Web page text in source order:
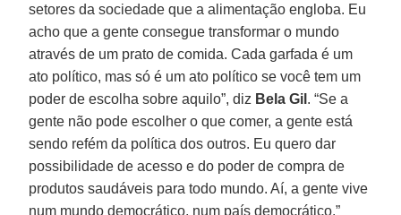
setores da sociedade que a alimentação engloba. Eu
acho que a gente consegue transformar o mundo
através de um prato de comida. Cada garfada é um
ato político, mas só é um ato político se você tem um
poder de escolha sobre aquilo”, diz Bela Gil . “Se a
gente não pode escolher o que comer, a gente está
sendo refém da política dos outros. Eu quero dar
possibilidade de acesso e do poder de compra de
produtos saudáveis para todo mundo. Aí, a gente vive
num mundo democrático, num país democrático.”